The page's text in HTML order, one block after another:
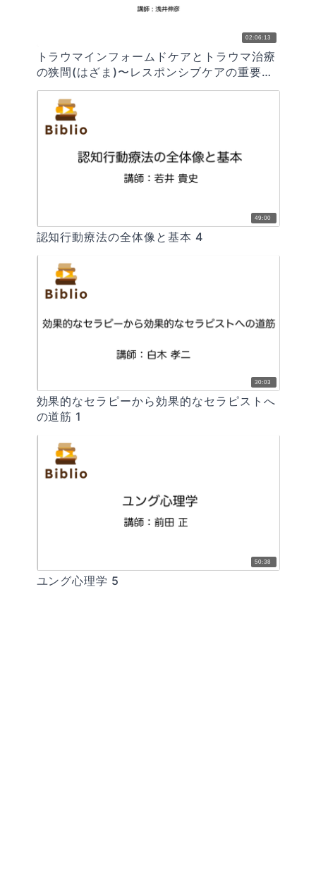
02:06:13
トラウマインフォームドケアとトラウマ治療
の狭間(はざま)〜レスポンシブケアの重要
性〜
49:00
認知行動療法の全体像と基本 4
30:03
効果的なセラピーから効果的なセラピストへ
の道筋 1
50:38
ユング心理学 5